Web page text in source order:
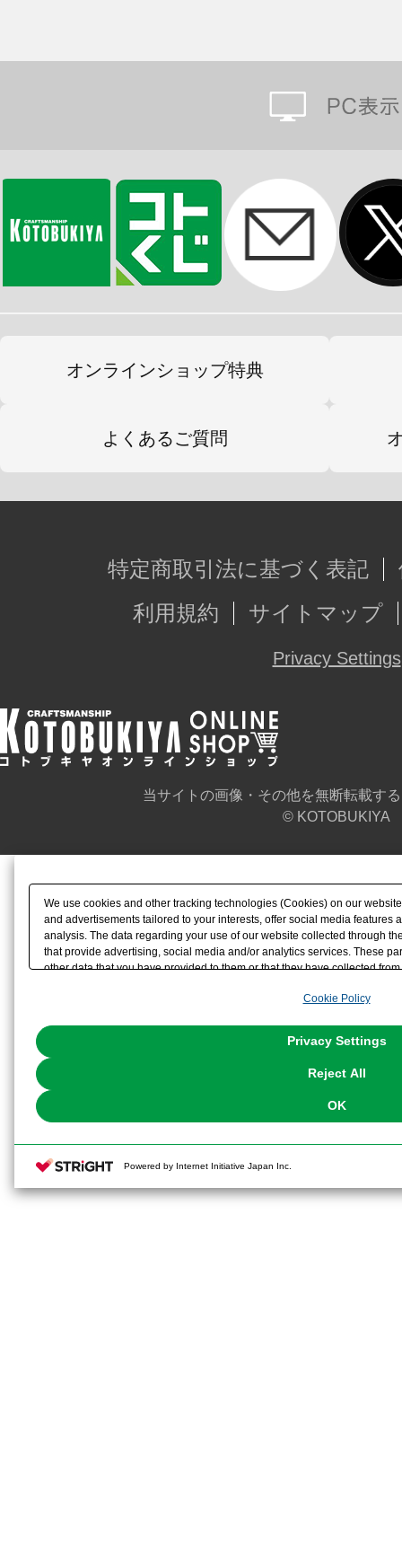
オンラインショップ特典
よくあるご質問
特定商取引法に基づく表記
利用規約
サイトマップ
Privacy Settings
当サイトの画像・その他を無断転載す
© KOTOBUKIYA
We use cookies and other tracking technologies (Cookies) on our
and advertisements tailored to your interests, offer social media features
analysis. The data regarding your use of our website collected through
that provide advertising, social media and/or analytics services. These
other data that you have provided to them or that they have collected
the use of all Cookies except for Strictly Necessary Cookies, please
Cookie Policy
Privacy Settings
Reject All
OK
Powered by Internet Initiative Japan Inc.